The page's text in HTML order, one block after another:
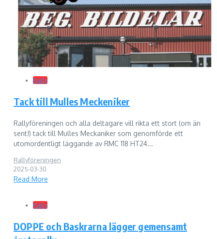
Rally
Tack till Mulles Meckeniker
Rallyföreningen och alla deltagare vill rikta ett stort (om än
sent!) tack till Mulles Meckaniker som genomförde ett
utomordentligt läggande av RMC 118 HT24...
Rallyföreningen
2025-03-30
Read More
Rally
DOPPE och Baskrarna lägger gemensamt